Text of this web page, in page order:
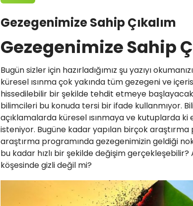
Gezegenimize Sahip Çıkalım
Gezegenimize Sahip
Bugün sizler için hazırladığımız şu yazıyı
küresel ısınma çok yakında tüm gezegeni ve
hissedilebilir bir şekilde tehdit etmeye
bilimcileri bu konuda tersi bir ifade kullanmıyor.
açıklamalarda küresel ısınmaya ve kutuplarda
isteniyor. Bugüne kadar yapılan birçok
araştırma programında gezegenimizin geldiği
bu kadar hızlı bir şekilde değişim
köşesinde gizli değil mi?